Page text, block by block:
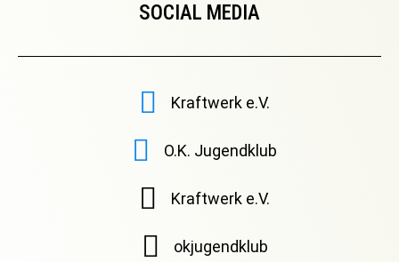
SOCIAL MEDIA
Kraftwerk e.V.
O.K. Jugendklub
Kraftwerk e.V.
okjugendklub